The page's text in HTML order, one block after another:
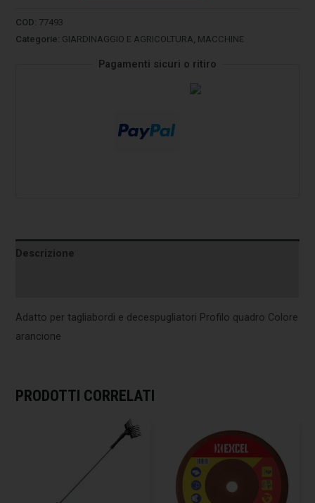
COD: 77493
Categorie: GIARDINAGGIO E AGRICOLTURA MACCHINE
Pagamenti sicuri o ritiro
Descrizione
Adatto per tagliabordi e decespugliatori Profilo quadro Colore
arancione
PRODOTTI CORRELATI